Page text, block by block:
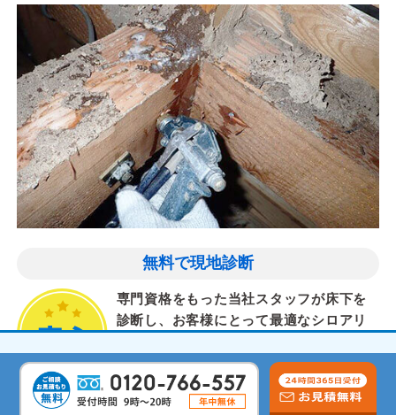
無料で現地診断
専門資格をもった当社スタッフが床下を
診断し、お客様にとって最適なシロアリ
気配りと丁寧な作業